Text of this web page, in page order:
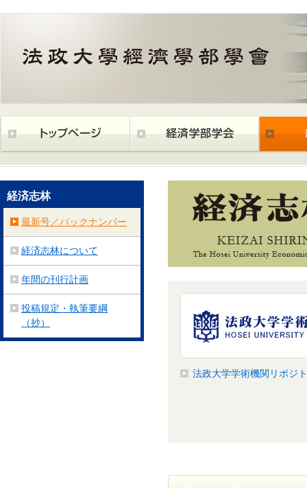
法政大学学術機関リポジ
経済志林
最新号／バックナンバー
経済志林について
年間の刊行計画
投稿規定・執筆要綱
（抄）